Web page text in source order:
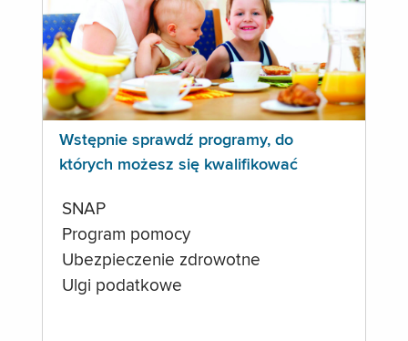
Wstępnie sprawdź programy, do
których możesz się kwalifikować
SNAP
Program pomocy
Ubezpieczenie zdrowotne
Ulgi podatkowe